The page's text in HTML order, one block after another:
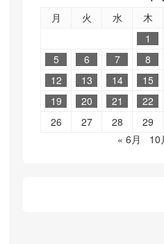
月 火 水 木
1
5
6 7 8
12
13 14 15
19
20 21 22
26
27 28 29
« 6月
10